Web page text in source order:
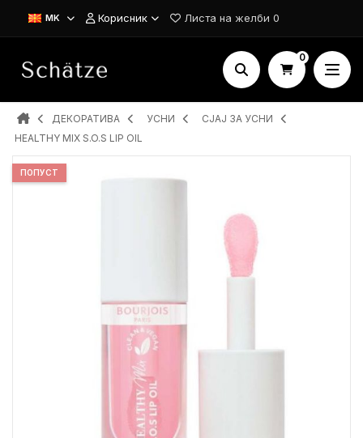
MK Корисник Листа на желби 0
0
ДЕКОРАТИВА УСНИ
СЈАЈ ЗА УСНИ
HEALTHY MIX S.O.S LIP OIL
ПОПУСТ